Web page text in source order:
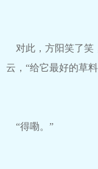
对此，方阳笑了笑
云，“给它最好的草
“得嘞。”